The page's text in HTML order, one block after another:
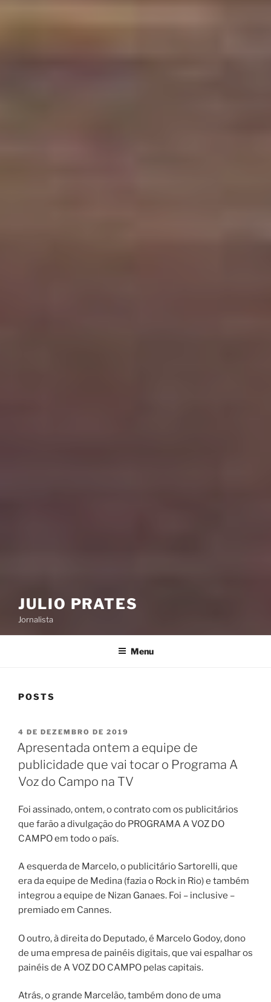
JULIO PRATES
Jornalista
Menu
POSTS
PUBLICADO
EM
4 DE DEZEMBRO DE 2019
Apresentada ontem a equipe de
publicidade que vai tocar o Programa A
Voz do Campo na TV
Foi assinado, ontem, o contrato com os publicitários
que farão a divulgação do PROGRAMA A VOZ DO
CAMPO em todo o país.
A esquerda de Marcelo, o publicitário Sartorelli, que
era da equipe de Medina (fazia o Rock in Rio) e também
integrou a equipe de Nizan Ganaes. Foi – inclusive –
premiado em Cannes.
O outro, à direita do Deputado, é Marcelo Godoy, dono
de uma empresa de painéis digitais, que vai espalhar os
painéis de A VOZ DO CAMPO pelas capitais.
Atrás, o grande Marcelão, também dono de uma